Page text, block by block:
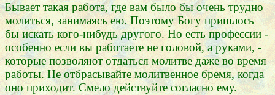
Бывает такая работа, где вам было бы очень трудно
молиться, занимаясь ею. Поэтому Богу пришлось
бы искать кого-нибудь другого. Но есть профессии -
особенно если вы работаете не головой, а руками, -
которые позволяют отдаться молитве даже во время
работы. Не отбрасывайте молитвенное бремя, когда
оно приходит. Смело действуйте согласно ему.